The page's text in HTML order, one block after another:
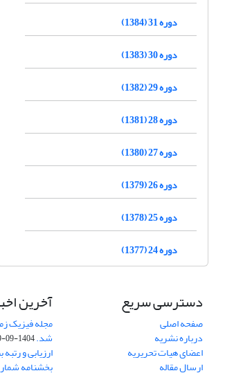
دوره 31 (1384)
دوره 30 (1383)
دوره 29 (1382)
دوره 28 (1381)
دوره 27 (1380)
دوره 26 (1379)
دوره 25 (1378)
دوره 24 (1377)
دسترسی سریع
صفحه اصلی
درباره نشریه
اعضای هیات تحریریه
ارسال مقاله
آخرین
شد.1404-09-09
ارزیابی و رتبه
بخشنامه شماره 91131 مورخ 1402/